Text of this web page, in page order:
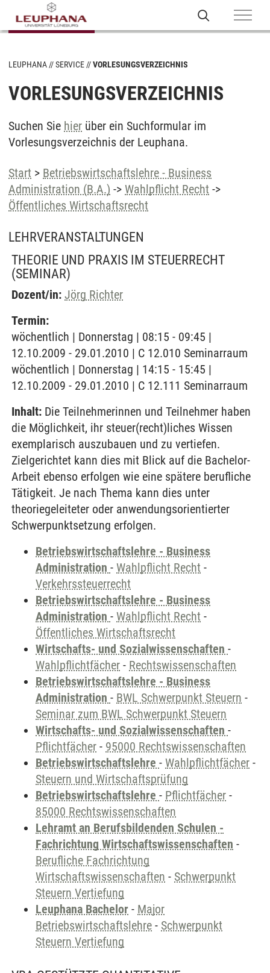
LEUPHANA SERVICE VORLESUNGSVERZEICHNIS
VORLESUNGSVERZEICHNIS
Suchen Sie hier über ein Suchformular im
Vorlesungsverzeichnis der Leuphana.
Start > Betriebswirtschaftslehre - Business
Administration (B.A.) -> Wahlpflicht Recht ->
Öffentliches Wirtschaftsrecht
LEHRVERANSTALTUNGEN
THEORIE UND PRAXIS IM STEUERRECHT
(SEMINAR)
Dozent/in: Jörg Richter
Termin:
wöchentlich | Donnerstag | 08:15 - 09:45 |
12.10.2009 - 29.01.2010 | C 12.010 Seminarraum
wöchentlich | Donnerstag | 14:15 - 15:45 |
12.10.2009 - 29.01.2010 | C 12.111 Seminarraum
Inhalt: Die Teilnehmerinnen und Teilnehmer haben
die Möglichkeit, ihr steuer(recht)liches Wissen
exemplarisch auszubauen und zu vertiefen.
Zielgerichtet kann dies mit Blick auf die Bachelor-
Arbeit ebenso erfolgen wie eine spätere berufliche
Tätigkeit. Je nach Thema kann dies unter
theoriegeleiteter oder anwendungsorientierter
Schwerpunktsetzung erfolgen.
Betriebswirtschaftslehre - Business
Administration - Wahlpflicht Recht -
Verkehrssteuerrecht
Betriebswirtschaftslehre - Business
Administration - Wahlpflicht Recht -
Öffentliches Wirtschaftsrecht
Wirtschafts- und Sozialwissenschaften -
Wahlpflichtfächer - Rechtswissenschaften
Betriebswirtschaftslehre - Business
Administration - BWL Schwerpunkt Steuern -
Seminar zum BWL Schwerpunkt Steuern
Wirtschafts- und Sozialwissenschaften -
Pflichtfächer - 95000 Rechtswissenschaften
Betriebswirtschaftslehre - Wahlpflichtfächer -
Steuern und Wirtschaftsprüfung
Betriebswirtschaftslehre - Pflichtfächer -
85000 Rechtswissenschaften
Lehramt an Berufsbildenden Schulen -
Fachrichtung Wirtschaftswissenschaften -
Berufliche Fachrichtung
Wirtschaftswissenschaften - Schwerpunkt
Steuern Vertiefung
Leuphana Bachelor - Major
Betriebswirtschaftslehre - Schwerpunkt
Steuern Vertiefung